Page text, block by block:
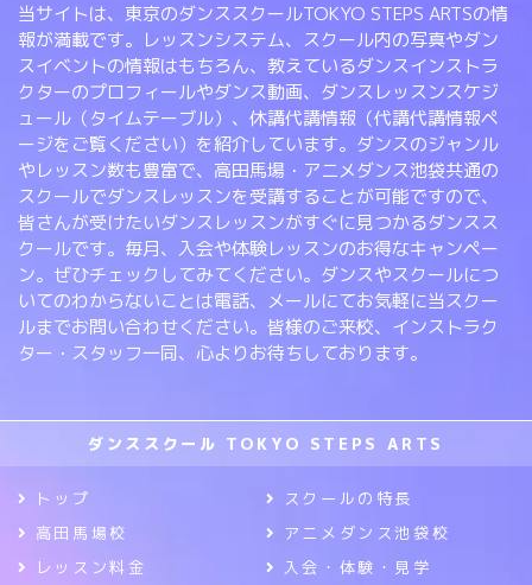
当サイトは、東京のダンススクールTOKYO STEPS ARTSの情
報が満載です。レッスンシステム、スクール内の写真やダン
スイベントの情報はもちろん、教えているダンスインストラ
クターのプロフィールやダンス動画、ダンスレッスンスケジ
ュール（タイムテーブル）、休講代講情報（代講代講情報ペ
ージをご覧ください）を紹介しています。ダンスのジャンル
やレッスン数も豊富で、高田馬場・アニメダンス池袋共通の
スクールでダンスレッスンを受講することが可能ですので、
皆さんが受けたいダンスレッスンがすぐに見つかるダンスス
クールです。毎月、入会や体験レッスンのお得なキャンペー
ン。ぜひチェックしてみてください。ダンスやスクールにつ
いてのわからないことは電話、メールにてお気軽に当スクー
ルまでお問い合わせください。皆様のご来校、インストラク
ター・スタッフ一同、心よりお待ちしております。
ダンススクール TOKYO STEPS ARTS
トップ
スクールの特長
高田馬場校
アニメダンス池袋校
レッスン料金
入会・体験・見学